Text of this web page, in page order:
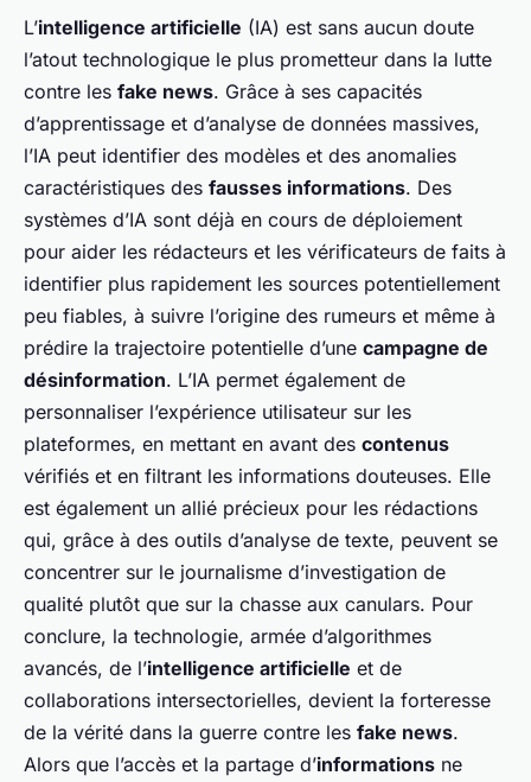
L’intelligence artificielle (IA) est sans aucun doute
l’atout technologique le plus prometteur dans la lutte
contre les fake news. Grâce à ses capacités
d’apprentissage et d’analyse de données massives,
l’IA peut identifier des modèles et des anomalies
caractéristiques des fausses informations. Des
systèmes d’IA sont déjà en cours de déploiement
pour aider les rédacteurs et les vérificateurs de faits à
identifier plus rapidement les sources potentiellement
peu fiables, à suivre l’origine des rumeurs et même à
prédire la trajectoire potentielle d’une campagne de
désinformation. L’IA permet également de
personnaliser l’expérience utilisateur sur les
plateformes, en mettant en avant des contenus
vérifiés et en filtrant les informations douteuses. Elle
est également un allié précieux pour les rédactions
qui, grâce à des outils d’analyse de texte, peuvent se
concentrer sur le journalisme d’investigation de
qualité plutôt que sur la chasse aux canulars. Pour
conclure, la technologie, armée d’algorithmes
avancés, de l’intelligence artificielle et de
collaborations intersectorielles, devient la forteresse
de la vérité dans la guerre contre les fake news.
Alors que l’accès et la partage d’informations ne